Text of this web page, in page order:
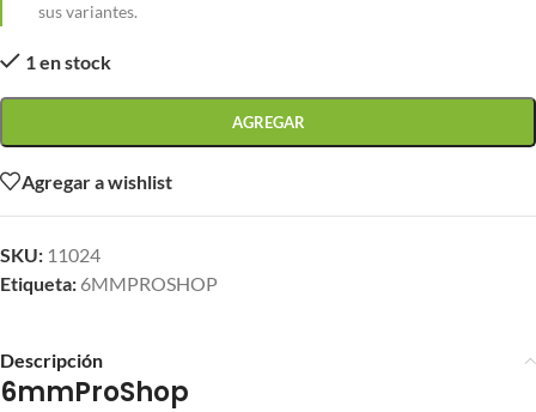
sus variantes.
1 en stock
AGREGAR
Agregar a wishlist
SKU: 11024
Etiqueta: 6MMPROSHOP
Descripción
6mmProShop